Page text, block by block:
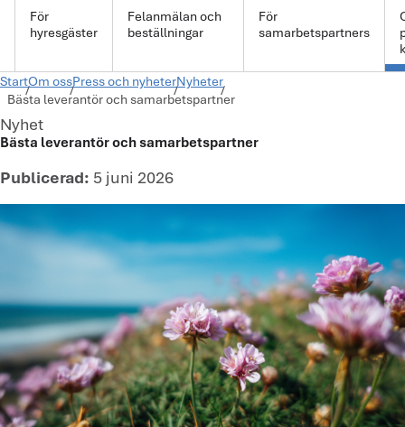
För
hyresgäster
Felanmälan och
beställningar
För
samarbetspartners
StartOm ossPress och nyheterNyheter
Bästa leverantör och samarbetspartner
Nyhet
Bästa leverantör och samarbetspartner
Publicerad: 5 juni 2026